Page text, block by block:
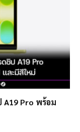
A19 Pro พร้อม